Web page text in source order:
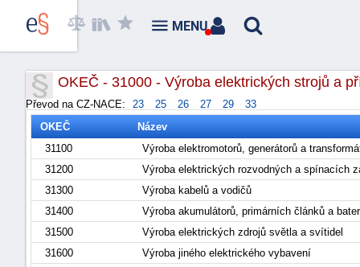
OKEČ - 31000 - Výroba elektrických strojů a
Převod na CZ-NACE: 23 25 26 27 29
33
OKEČ
Název
31100
Výroba elektromotorů, generátorů a
31200
Výroba elektrických rozvodných a spínacích
31300
Výroba kabelů a vodičů
31400
Výroba akumulátorů, primárních článků a
31500
Výroba elektrických zdrojů světla a svítidel
31600
Výroba jiného elektrického vybavení
MENU